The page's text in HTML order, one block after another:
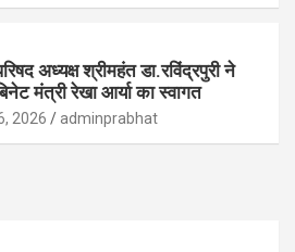
अध्यक्ष श्रीमहंत डा.रविंद्रपुरी ने
मंत्री रेखा आर्या का स्वागत
2026 adminprabhat